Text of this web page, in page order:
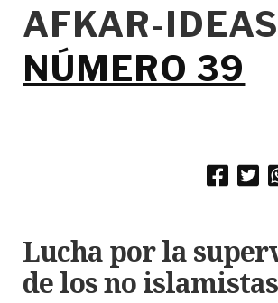
AFKAR-
NÚMERO 39
Lucha por la
de los no islamistas